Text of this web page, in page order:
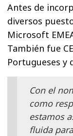
Antes de
diversos
Microsoft
También fue
Portugueses y
Con el
como
estamos
fluida